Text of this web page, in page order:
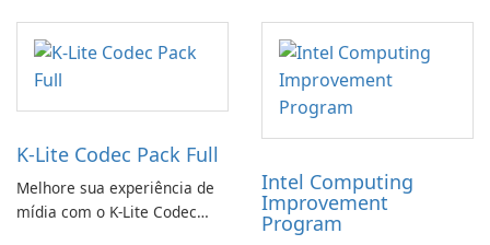
K-Lite Codec Pack Full
Melhore sua experiência de
mídia com o K-Lite Codec
Intel Computing
Improvement
Program